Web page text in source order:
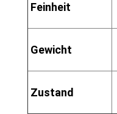
Feinheit
Gewicht
Zustand